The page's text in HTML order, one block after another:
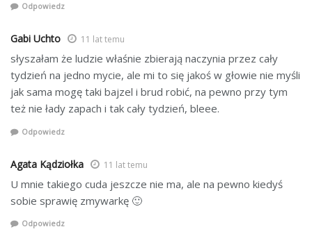
Odpowiedz
Gabi Uchto 11 lat temu
słyszałam że ludzie właśnie zbierają naczynia przez cały
tydzień na jedno mycie, ale mi to się jakoś w głowie nie myśli
jak sama mogę taki bajzel i brud robić, na pewno przy tym
też nie łady zapach i tak cały tydzień, bleee.
Odpowiedz
Agata Kądziołka 11 lat temu
U mnie takiego cuda jeszcze nie ma, ale na pewno kiedyś
sobie sprawię zmywarkę 🙂
Odpowiedz